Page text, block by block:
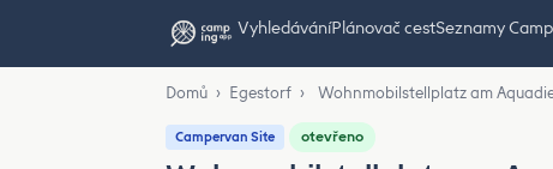
VyhledáváníPlánovač cestSeznamy
Domů › Egestorf › Wohnmobilstellplatz am
Campervan Site otevřeno